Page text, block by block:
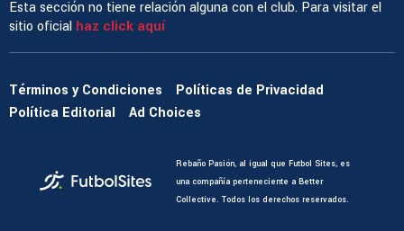
Esta sección no tiene relación alguna con el club. Para visitar el
sitio oficial haz click aquí
Términos y Condiciones
Políticas de Privacidad
Política Editorial
Ad Choices
Rebaño Pasión, al igual que Futbol Sites, es
una compañía perteneciente a Better
Collective. Todos los derechos reservados.